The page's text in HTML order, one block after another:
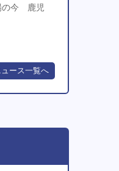
の今 鹿児
ュース一覧へ